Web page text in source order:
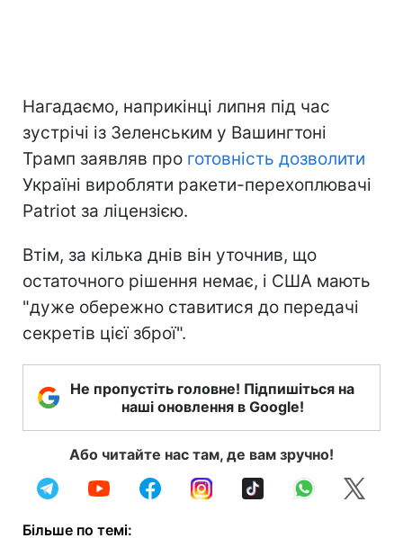
Нагадаємо, наприкінці липня під час
зустрічі із Зеленським у Вашингтоні
Трамп заявляв про готовність дозволити
Україні виробляти ракети-перехоплювачі
Patriot за ліцензією.
Втім, за кілька днів він уточнив, що
остаточного рішення немає, і США мають
"дуже обережно ставитися до передачі
секретів цієї зброї".
Не пропустіть головне! Підпишіться на
наші оновлення в Google!
Або читайте нас там, де вам зручно!
Більше по темі: